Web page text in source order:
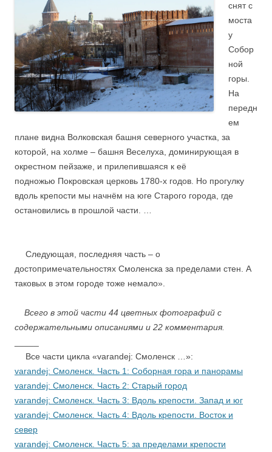
снят с
моста
у
Собор
ной
горы.
На
передн
ем
плане видна Волковская башня северного участка, за
которой, на холме – башня Веселуха, доминирующая в
окрестном пейзаже, и прилепившаяся к её
подножью Покровская церковь 1780-х годов. Но прогулку
вдоль крепости мы начнём на юге Старого города, где
остановились в прошлой части. …
Следующая, последняя часть – о
достопримечательностях Смоленска за пределами стен. А
таковых в этом городе тоже немало».
Всего в этой части 44 цветных фотографий с
содержательными описаниями и 22 комментария.
Все части цикла «varandej: Смоленск …»:
varandej: Смоленск. Часть 1: Соборная гора и панорамы
varandej: Смоленск. Часть 2: Старый город
varandej: Смоленск. Часть 3: Вдоль крепости. Запад и юг
varandej: Смоленск. Часть 4: Вдоль крепости. Восток и
север
varandej: Смоленск. Часть 5: за пределами крепости